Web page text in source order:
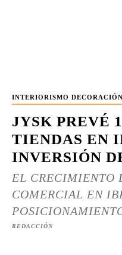
INTERIORISMO DECORACIÓN
JYSK PREVÉ
TIENDAS EN
INVERSIÓN
EL CRECIMIENTO
COMERCIAL EN
REDACCIÓN